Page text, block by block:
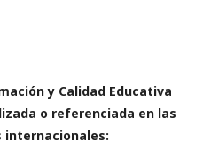
y Calidad Educativa
o referenciada en las
internacionales: